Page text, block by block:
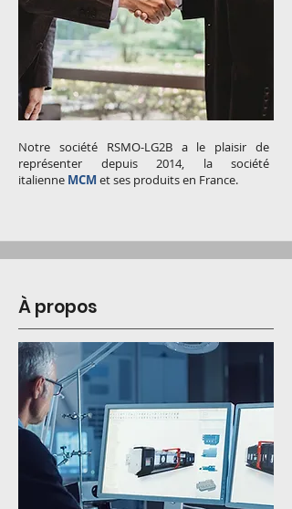
Notre société RSMO-LG2B a le plaisir de
représenter depuis 2014, la société
italienne MCM et ses produits en France.
À propos